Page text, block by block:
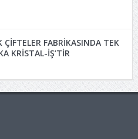
ÇİFTELER FABRİKASINDA TEK
KRİSTAL-İŞ’TİR